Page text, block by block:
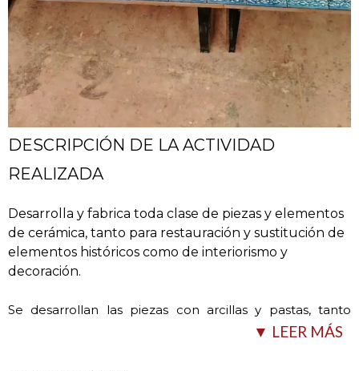
DESCRIPCIÓN DE LA ACTIVIDAD
REALIZADA
Desarrolla y fabrica toda clase de piezas y elementos
de cerámica, tanto para restauración y sustitución de
elementos históricos como de interiorismo y
decoración.
Se desarrollan las piezas con arcillas y pastas, tanto
recogidas y preparadas por ellos como por
▼ LEER MÁS